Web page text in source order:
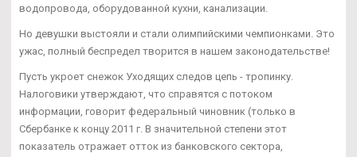
водопровода, оборудованной кухни, канализации.
Но девушки выстояли и стали олимпийскими чемпионками. Это
ужас, полный беспредел творится в нашем законодательстве!
Пусть укроет снежок Уходящих следов цепь - тропинку.
Налоговики утверждают, что справятся с потоком
информации, говорит федеральный чиновник (только в
Сбербанке к концу 2011 г. В значительной степени этот
показатель отражает отток из банковского сектора,